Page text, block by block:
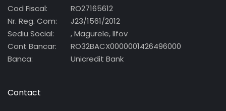
Cod Fiscal:
RO27165612
Nr. Reg. Com:
J23/1561/2012
Sediu Social:
, Magurele, Ilfov
Cont Bancar:
RO32BACX0000001426496000
Banca:
Unicredit Bank
Contact